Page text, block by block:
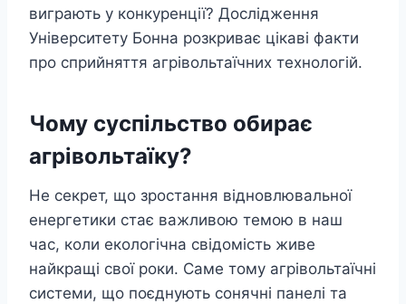
виграють у конкуренції? Дослідження
Університету Бонна розкриває цікаві факти
про сприйняття агрівольтаїчних технологій.
Чому суспільство обирає
агрівольтаїку?
Не секрет, що зростання відновлювальної
енергетики стає важливою темою в наш
час, коли екологічна свідомість живе
найкращі свої роки. Саме тому агрівольтаїчні
системи, що поєднують сонячні панелі та